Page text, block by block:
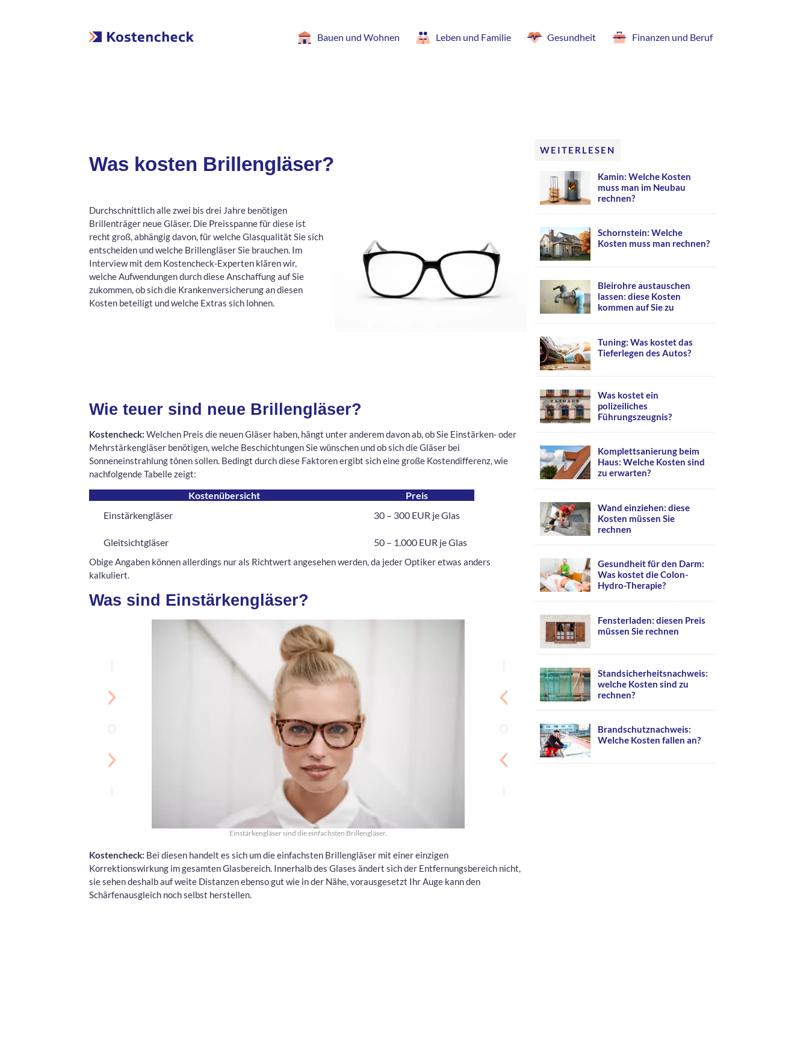
Bauen und Wohnen Leben und Familie Gesundheit Finanzen und Beruf
Was kosten Brillengläser?
Durchschnittlich alle zwei bis drei Jahre benötigen
Brillenträger neue Gläser. Die Preisspanne für diese ist
recht groß, abhängig davon, für welche Glasqualität Sie sich
entscheiden und welche Brillengläser Sie brauchen. Im
Interview mit dem Kostencheck-Experten klären wir,
welche Aufwendungen durch diese Anschaffung auf Sie
zukommen, ob sich die Krankenversicherung an diesen
Kosten beteiligt und welche Extras sich lohnen.
Wie teuer sind neue Brillengläser?
Kostencheck: Welchen Preis die neuen Gläser haben, hängt unter anderem davon ab, ob Sie Einstärken- oder
Mehrstärkengläser benötigen, welche Beschichtungen Sie wünschen und ob sich die Gläser bei
Sonneneinstrahlung tönen sollen. Bedingt durch diese Faktoren ergibt sich eine große Kostendifferenz, wie
nachfolgende Tabelle zeigt:
Kostenübersicht
Preis
Einstärkengläser
30 – 300 EUR je Glas
Gleitsichtgläser 50 – 1.000 EUR je Glas
Obige Angaben können allerdings nur als Richtwert angesehen werden, da jeder Optiker etwas anders
kalkuliert.
Was sind Einstärkengläser?
Einstärkengläser sind die einfachsten Brillengläser.
Kostencheck: Bei diesen handelt es sich um die einfachsten Brillengläser mit einer einzigen
Korrektionswirkung im gesamten Glasbereich. Innerhalb des Glases ändert sich der Entfernungsbereich nicht,
sie sehen deshalb auf weite Distanzen ebenso gut wie in der Nähe, vorausgesetzt Ihr Auge kann den
Schärfenausgleich noch selbst herstellen.
WEITERLESEN
Kamin: Welche Kosten
muss man im Neubau
rechnen?
Schornstein: Welche
Kosten muss man rechnen?
Bleirohre austauschen
lassen: diese Kosten
kommen auf Sie zu
Tuning: Was kostet das
Tieferlegen des Autos?
Was kostet ein
polizeiliches
Führungszeugnis?
Komplettsanierung beim
Haus: Welche Kosten sind
zu erwarten?
Wand einziehen: diese
Kosten müssen Sie
rechnen
Gesundheit für den Darm:
Was kostet die Colon-
Hydro-Therapie?
Fensterladen: diesen Preis
müssen Sie rechnen
Standsicherheitsnachweis:
welche Kosten sind zu
rechnen?
Brandschutznachweis:
Welche Kosten fallen an?